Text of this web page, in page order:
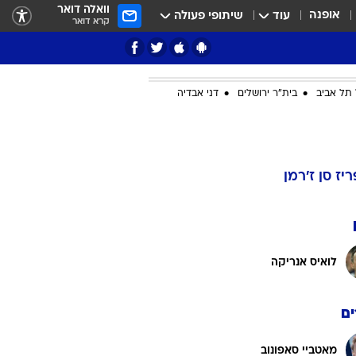
אופנה עוד שיתופי פעולה וואלה דואר
קרא דואר
דאבל דריבל
תל אביב בית"ר ירושלים דני אבדיה
סן ז'רמן
לואיס אנריקה
מאטביי סאפונוב